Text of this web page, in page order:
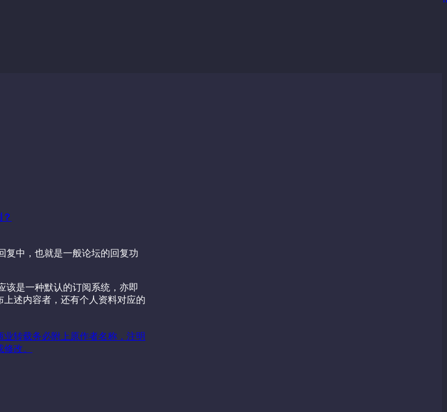
复中，也就是一般论坛的回复功
该是一种默认的订阅系统，亦即
述内容者，还有个人资料对应的
转载务必附上原作者名称，注明
改。